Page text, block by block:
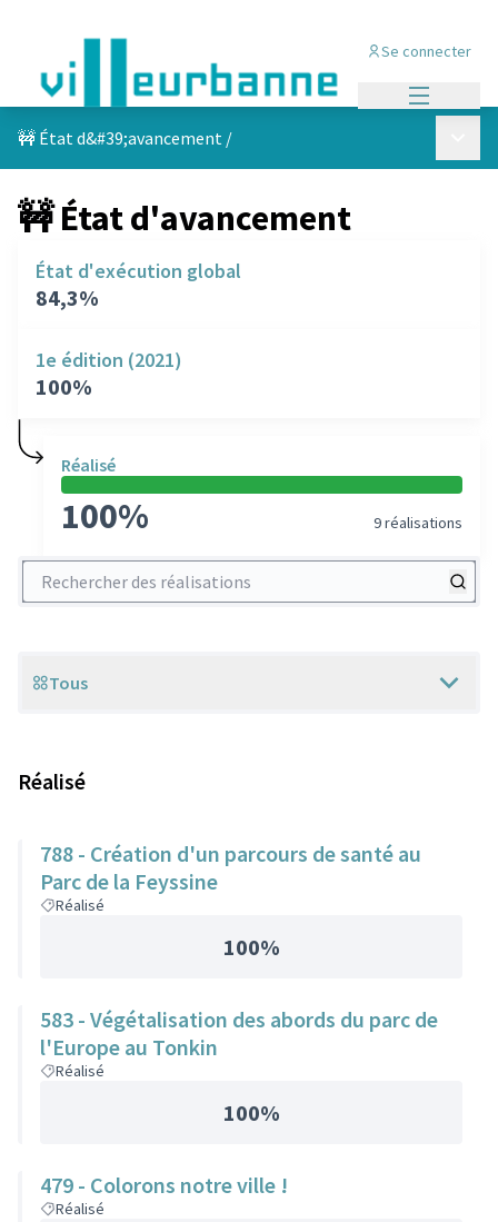
Se connecter
🚧 État d&#39;avancement /
🚧 État d'avancement
État d'exécution global
84,3%
1e édition (2021)
100%
Réalisé
100% 9 réalisations
Rechercher des réalisations
Scope
Tous
Réalisé
788 - Création d'un parcours de santé au
Parc de la Feyssine
Réalisé
100%
583 - Végétalisation des abords du parc de
l'Europe au Tonkin
Réalisé
100%
479 - Colorons notre ville !
Réalisé